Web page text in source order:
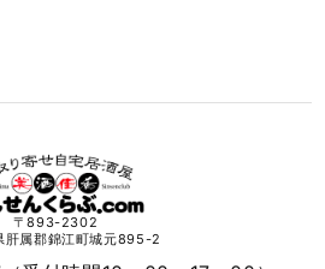
〒893-2302
肝属郡錦江町城元895-2